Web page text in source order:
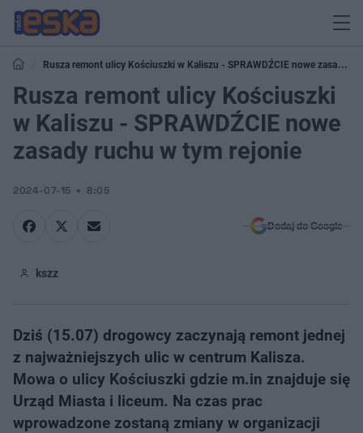
Rusza remont ulicy Kościuszki w Kaliszu - SPRAWDŹCIE nowe zasady
ruchu w tym rejonie
Rusza remont ulicy Kościuszki
w Kaliszu - SPRAWDŹCIE nowe
zasady ruchu w tym rejonie
2024-07-15 8:05
Dodaj do Google
kszz
Dziś (15.07) drogowcy zaczynają remont jednej
z najważniejszych ulic w centrum Kalisza.
Mowa o ulicy Kościuszki gdzie m.in znajduje się
Urząd Miasta i liceum. Na czas prac
wprowadzone zostaną zmiany w organizacji